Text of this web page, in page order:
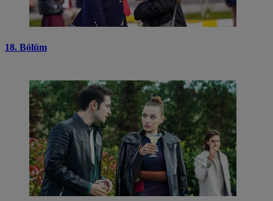
18. Bölüm